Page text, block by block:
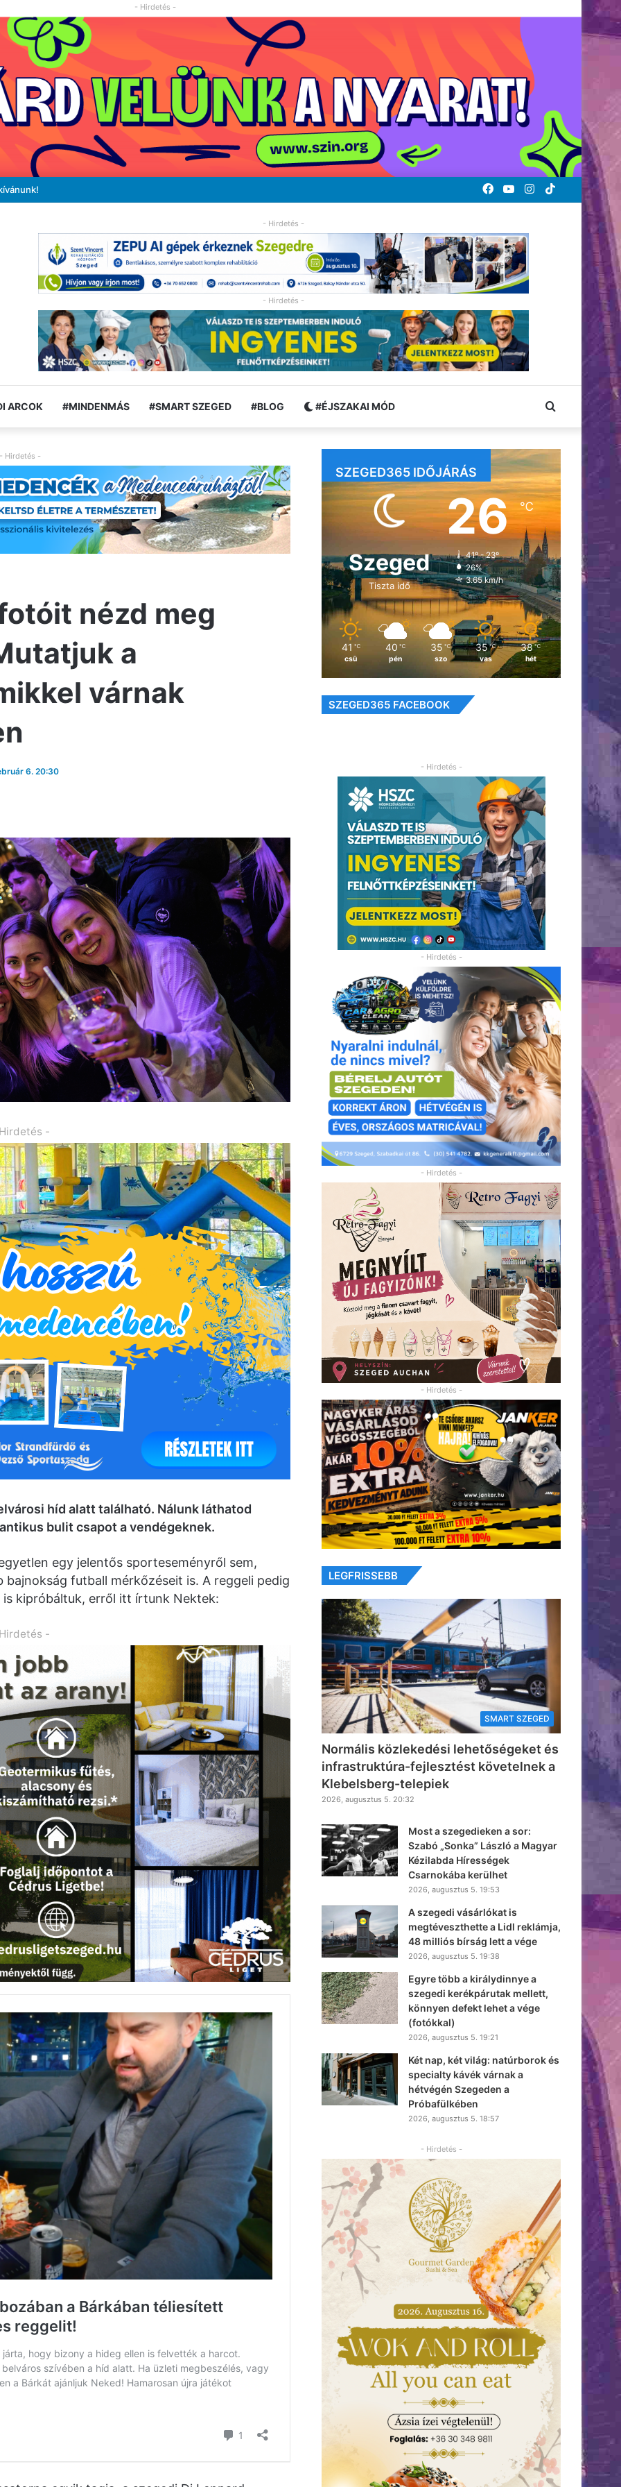
- Hirdetés -
TikTok
Instagram
YouTube
Facebook
- Hirdetés -
- Hirdetés -
ARCOK #MINDENMÁS #SMART SZEGED #BLOG #ÉJSZAKAI MÓD Keresés:
- Hirdetés -
nézd meg
a
várnak
6. 20:30
-
híd alatt található. Nálunk láthatod
bulit csapot a vendégeknek.
egy jelentős sporteseményről sem,
futball mérkőzéseit is. A reggeli pedig
kipróbáltuk, erről itt írtunk Nektek:
-
SZEGED365 IDŐJÁRÁS
Szeged
Tiszta idő
26℃
41º - 23º
26%
3.65 km/h
41 ℃
csü
40 ℃
pén
35 ℃
szo
35 ℃
vas
38 ℃
hét
SZEGED365 FACEBOOK
- Hirdetés -
- Hirdetés -
- Hirdetés -
- Hirdetés -
LEGFRISSEBB
SMART SZEGED
Normális közlekedési lehetőségeket és
infrastruktúra-fejlesztést követelnek a
Klebelsberg-telepiek
2026, augusztus 5. 20:32
Most a szegedieken a sor:
Szabó „Sonka” László a Magyar
Kézilabda Hírességek
Csarnokába kerülhet
2026, augusztus 5. 19:53
A szegedi vásárlókat is
megtéveszthette a Lidl reklámja,
48 milliós bírság lett a vége
2026, augusztus 5. 19:38
Egyre több a királydinnye a
szegedi kerékpárutak mellett,
könnyen defekt lehet a vége
(fotókkal)
2026, augusztus 5. 19:21
Két nap, két világ: natúrborok és
specialty kávék várnak a
hétvégén Szegeden a
Próbafülkében
2026, augusztus 5. 18:57
- Hirdetés -